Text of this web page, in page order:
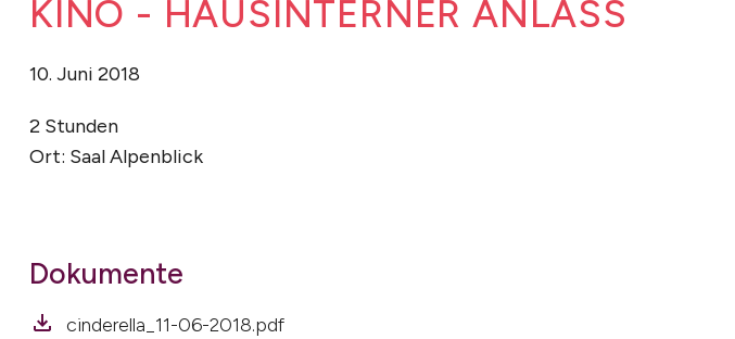
KINO - HAUSINTERNER ANLASS
10. Juni 2018
2 Stunden
Ort: Saal Alpenblick
Dokumente
cinderella_11-06-2018.pdf